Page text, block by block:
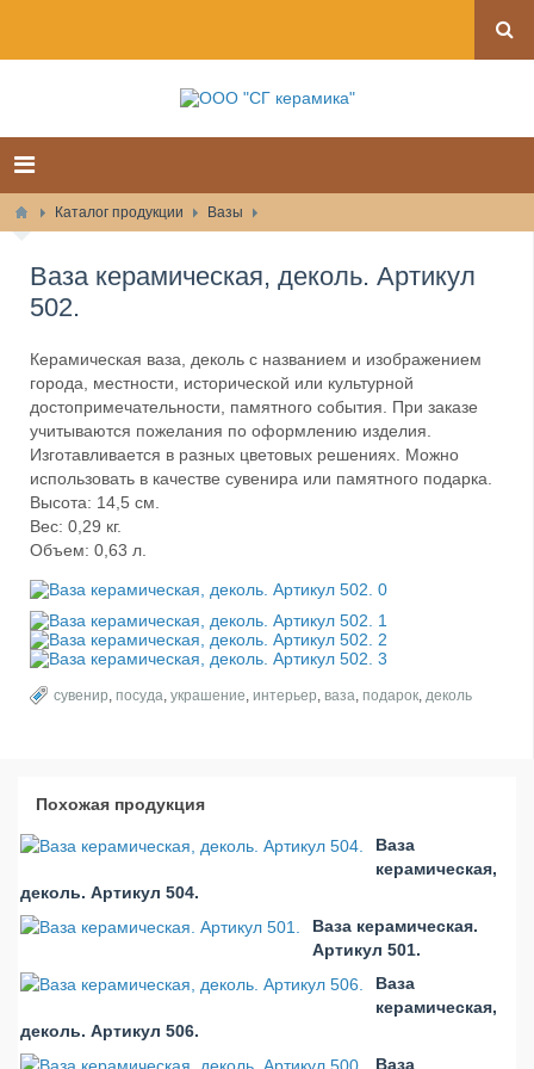
Каталог продукции Вазы
Ваза керамическая, деколь. Артикул
502.
Керамическая ваза, деколь с названием и изображением
города, местности, исторической или культурной
достопримечательности, памятного события. При заказе
учитываются пожелания по оформлению изделия.
Изготавливается в разных цветовых решениях. Можно
использовать в качестве сувенира или памятного подарка.
Высота: 14,5 см.
Вес: 0,29 кг.
Объем: 0,63 л.
сувенир, посуда, украшение, интерьер, ваза, подарок, деколь
Похожая продукция
Ваза
керамическая,
деколь. Артикул 504.
Ваза керамическая.
Артикул 501.
Ваза
керамическая,
деколь. Артикул 506.
Ваза